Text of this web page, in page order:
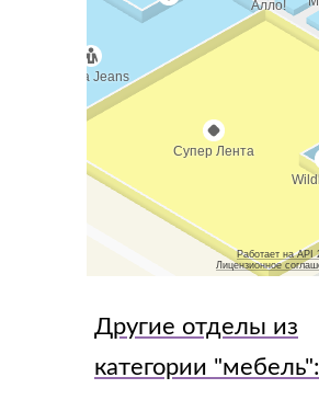
Другие отделы из
категории "мебель":